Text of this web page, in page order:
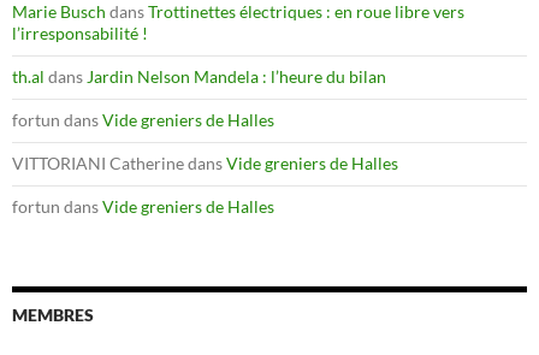
Marie Busch dansTrottinettes électriques : en roue libre vers
l’irresponsabilité !
th.al dans Jardin Nelson Mandela : l’heure du bilan
fortun dansVide greniers de Halles
VITTORIANI CatherinedansVide greniers de Halles
fortun dansVide greniers de Halles
MEMBRES